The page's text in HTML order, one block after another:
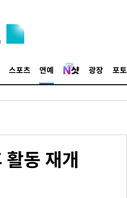
스포츠 연예 광장 포토
동 재개